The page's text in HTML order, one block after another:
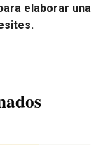
elaborar una